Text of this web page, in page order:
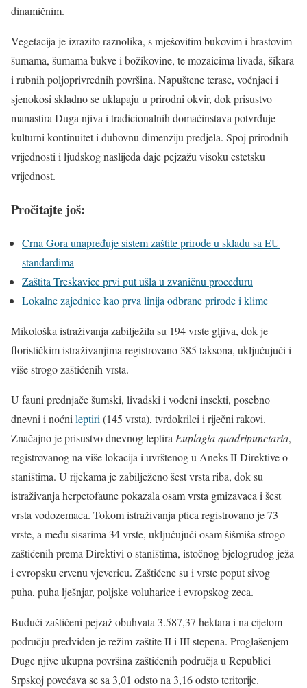
dinamičnim.
Vegetacija je izrazito raznolika, s mješovitim bukovim i hrastovim
šumama, šumama bukve i božikovine, te mozaicima livada, šikara
i rubnih poljoprivrednih površina. Napuštene terase, voćnjaci i
sjenokosi skladno se uklapaju u prirodni okvir, dok prisustvo
manastira Duga njiva i tradicionalnih domaćinstava potvrđuje
kulturni kontinuitet i duhovnu dimenziju predjela. Spoj prirodnih
vrijednosti i ljudskog naslijeđa daje pejzažu visoku estetsku
vrijednost.
Pročitajte još:
Crna Gora unapređuje sistem zaštite prirode u skladu sa EU
standardima
Zaštita Treskavice prvi put ušla u zvaničnu proceduru
Lokalne zajednice kao prva linija odbrane prirode i klime
Mikološka istraživanja zabilježila su 194 vrste gljiva, dok je
florističkim istraživanjima registrovano 385 taksona, uključujući i
više strogo zaštićenih vrsta.
U fauni prednjače šumski, livadski i vodeni insekti, posebno
dnevni i noćni leptiri (145 vrsta), tvrdokrilci i riječni rakovi.
Značajno je prisustvo dnevnog leptira Euplagia quadripunctaria,
registrovanog na više lokacija i uvrštenog u Aneks II Direktive o
staništima. U rijekama je zabilježeno šest vrsta riba, dok su
istraživanja herpetofaune pokazala osam vrsta gmizavaca i šest
vrsta vodozemaca. Tokom istraživanja ptica registrovano je 73
vrste, a među sisarima 34 vrste, uključujući osam šišmiša strogo
zaštićenih prema Direktivi o staništima, istočnog bjelogrudog ježa
i evropsku crvenu vjevericu. Zaštićene su i vrste poput sivog
puha, puha lješnjar, poljske voluharice i evropskog zeca.
Budući zaštićeni pejzaž obuhvata 3.587,37 hektara i na cijelom
području predviđen je režim zaštite II i III stepena. Proglašenjem
Duge njive ukupna površina zaštićenih područja u Republici
Srpskoj povećava se sa 3,01 odsto na 3,16 odsto teritorije.